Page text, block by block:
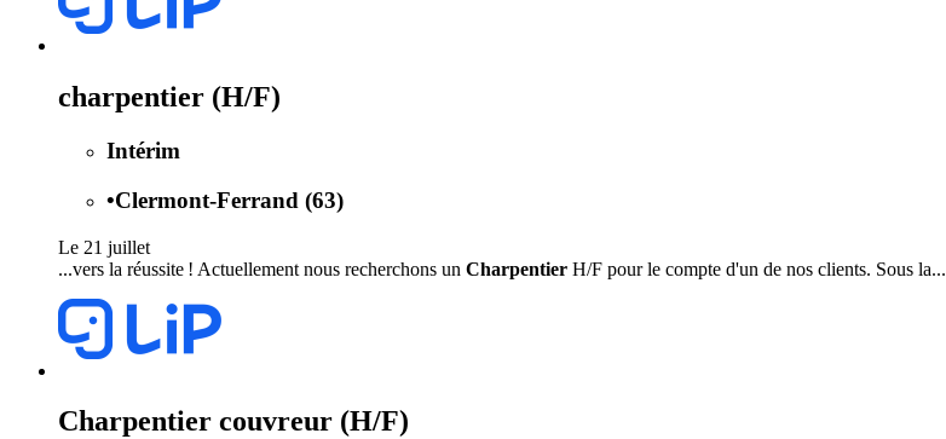
charpentier (H/F)
Intérim
•Clermont-Ferrand (63)
Le 21 juillet
...vers la réussite ! Actuellement nous recherchons un Charpentier H/F pour le compte d'un de nos clients. Sous la...
Charpentier couvreur (H/F)